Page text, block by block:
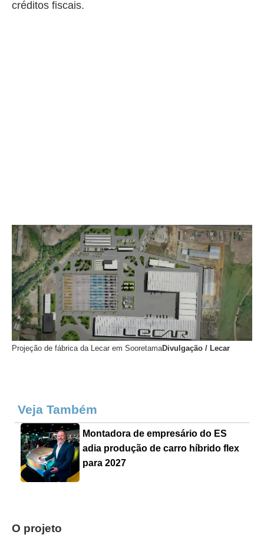
créditos fiscais.
Projeção de fábrica da Lecar em SooretamaDivulgação / Lecar
Veja Também
Montadora de empresário do ES
adia produção de carro híbrido flex
para 2027
O projeto